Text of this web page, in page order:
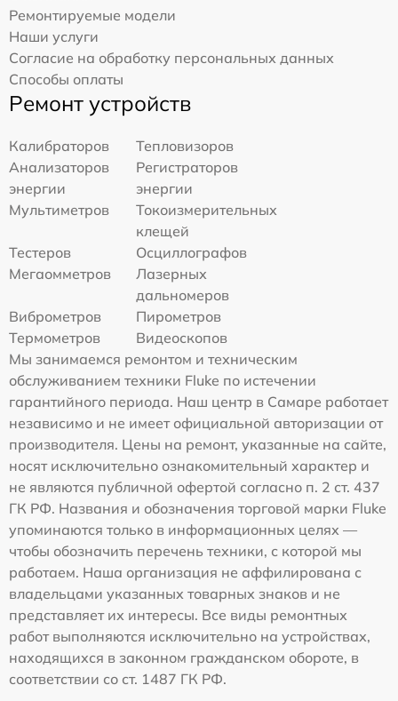
Ремонтируемые модели
Наши услуги
Согласие на обработку персональных данных
Способы оплаты
Ремонт устройств
Калибраторов
Тепловизоров
Анализаторов
энергии
Регистраторов
энергии
Мультиметров
Токоизмерительных
клещей
Тестеров
Осциллографов
Мегаомметров
Лазерных
дальномеров
Виброметров
Пирометров
Термометров
Видеоскопов
Мы занимаемся ремонтом и техническим
обслуживанием техники Fluke по истечении
гарантийного периода. Наш центр в Самаре работает
независимо и не имеет официальной авторизации от
производителя. Цены на ремонт, указанные на сайте,
носят исключительно ознакомительный характер и
не являются публичной офертой согласно п. 2 ст. 437
ГК РФ. Названия и обозначения торговой марки Fluke
упоминаются только в информационных целях —
чтобы обозначить перечень техники, с которой мы
работаем. Наша организация не аффилирована с
владельцами указанных товарных знаков и не
представляет их интересы. Все виды ремонтных
работ выполняются исключительно на устройствах,
находящихся в законном гражданском обороте, в
соответствии со ст. 1487 ГК РФ.